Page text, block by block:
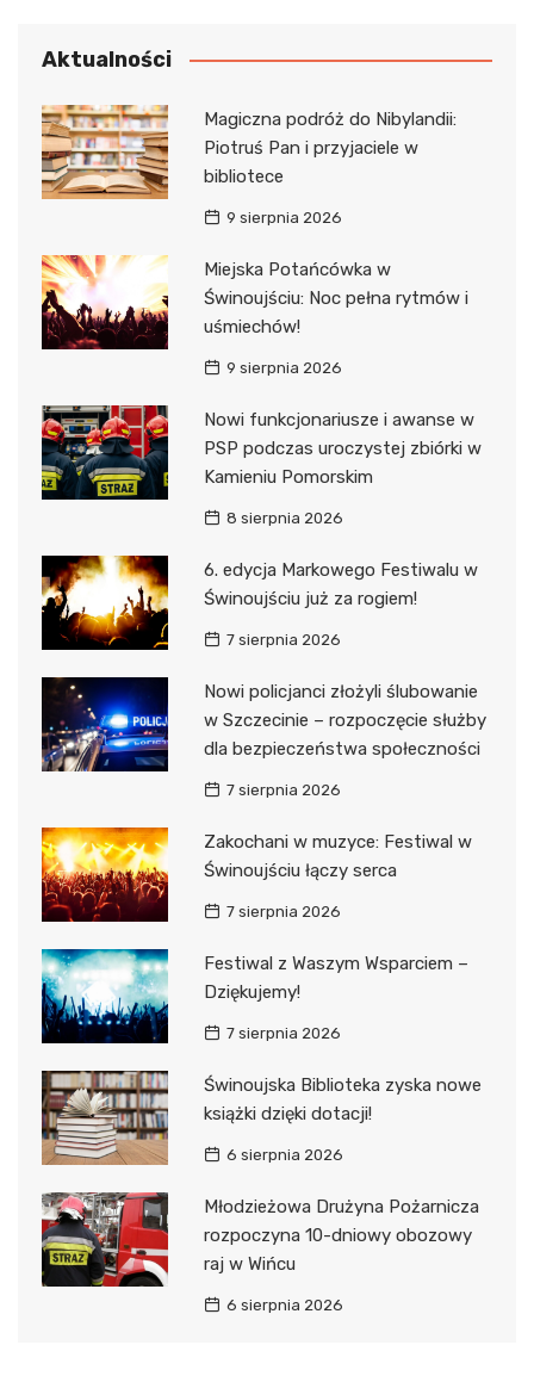
Aktualności
Magiczna podróż do Nibylandii:
Piotruś Pan i przyjaciele w
bibliotece
9 sierpnia 2026
Miejska Potańcówka w
Świnoujściu: Noc pełna rytmów i
uśmiechów!
9 sierpnia 2026
Nowi funkcjonariusze i awanse w
PSP podczas uroczystej zbiórki w
Kamieniu Pomorskim
8 sierpnia 2026
6. edycja Markowego Festiwalu w
Świnoujściu już za rogiem!
7 sierpnia 2026
Nowi policjanci złożyli ślubowanie
w Szczecinie – rozpoczęcie służby
dla bezpieczeństwa społeczności
7 sierpnia 2026
Zakochani w muzyce: Festiwal w
Świnoujściu łączy serca
7 sierpnia 2026
Festiwal z Waszym Wsparciem –
Dziękujemy!
7 sierpnia 2026
Świnoujska Biblioteka zyska nowe
książki dzięki dotacji!
6 sierpnia 2026
Młodzieżowa Drużyna Pożarnicza
rozpoczyna 10-dniowy obozowy
raj w Wińcu
6 sierpnia 2026